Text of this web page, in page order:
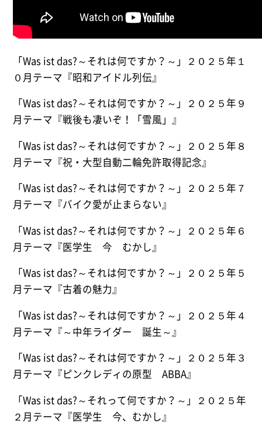
「Was ist das?～それは何ですか？～」２０２５年１
０月テーマ『昭和アイドル列伝』
「Was ist das?～それは何ですか？～」２０２５年９
月テーマ『戦後も凄いぞ！「雪風」』
「Was ist das?～それは何ですか？～」２０２５年８
月テーマ『祝・大型自動二輪免許取得記念』
「Was ist das?～それは何ですか？～」２０２５年７
月テーマ『バイク愛が止まらない』
「Was ist das?～それは何ですか？～」２０２５年６
月テーマ『医学生 今 むかし』
「Was ist das?～それは何ですか？～」２０２５年５
月テーマ『古着の魅力』
「Was ist das?～それは何ですか？～」２０２５年４
月テーマ『～中年ライダー 誕生～』
「Was ist das?～それは何ですか？～」２０２５年３
月テーマ『ピンクレディの原型 ABBA』
「Was ist das?～それって何ですか？～」２０２５年
２月テーマ『医学生 今、むかし』